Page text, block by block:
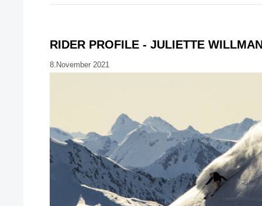
RIDER PROFILE - JULIETTE
8.November 2021